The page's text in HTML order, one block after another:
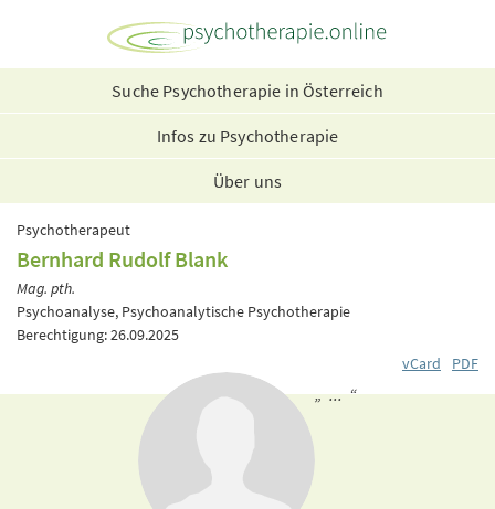
Suche Psychotherapie in Österreich
Infos zu Psychotherapie
Über uns
Psychotherapeut
Bernhard Rudolf Blank
Mag. pth.
Psychoanalyse, Psychoanalytische Psychotherapie
Berechtigung: 26.09.2025
vCard
PDF
„ ... “